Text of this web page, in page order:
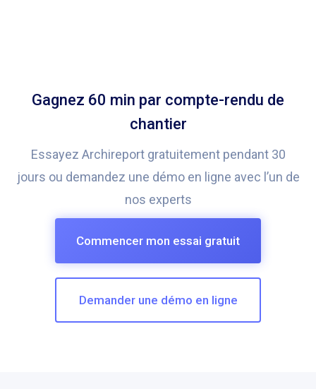
Gagnez 60 min par compte-rendu de
chantier
Essayez Archireport gratuitement pendant 30
jours ou demandez une démo en ligne avec l’un de
nos experts
Commencer mon essai gratuit
Demander une démo en ligne